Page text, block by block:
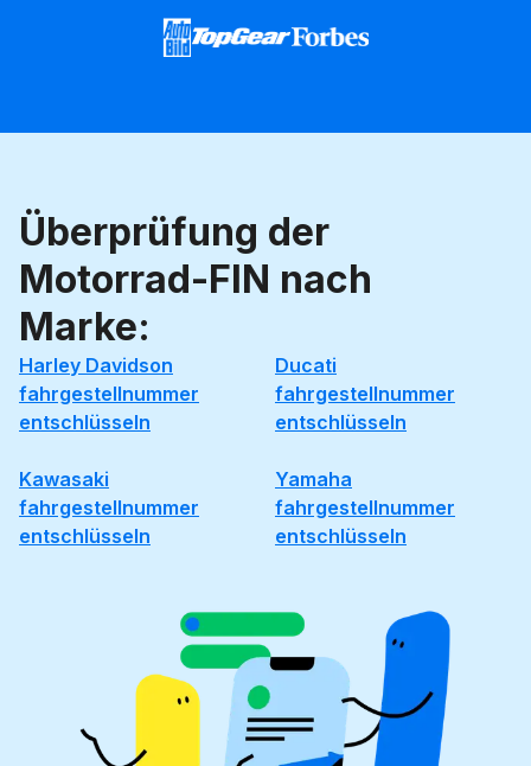
Überprüfung der
Motorrad-FIN nach
Marke:
Harley Davidson
fahrgestellnummer
entschlüsseln
Ducati
fahrgestellnummer
entschlüsseln
Kawasaki
fahrgestellnummer
entschlüsseln
Yamaha
fahrgestellnummer
entschlüsseln